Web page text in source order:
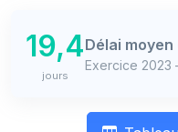
19,4
jours
Délai
Exercice 2023